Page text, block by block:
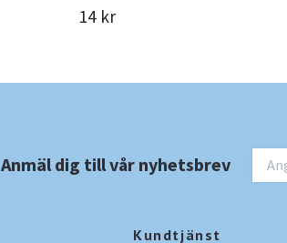
14 kr
Anmäl dig till vår nyhetsbrev
Kundtjänst